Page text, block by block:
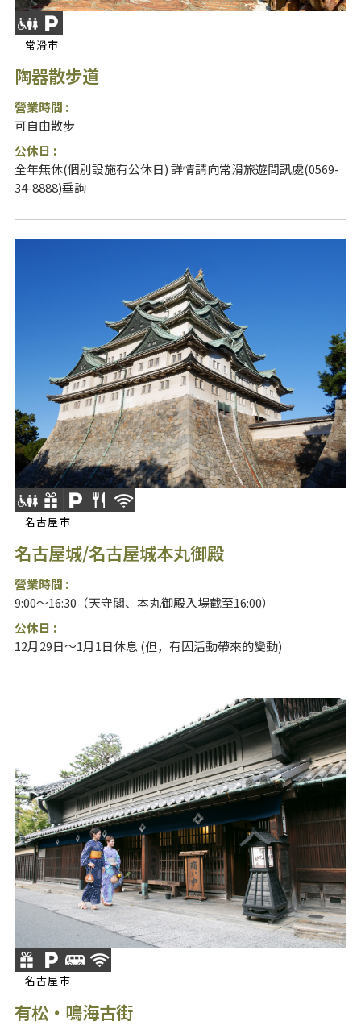
常滑市
陶器散步道
營業時間 :
可自由散步
公休日 :
全年無休(個別設施有公休日) 詳情請向常滑旅遊問訊處(0569-
34-8888)垂詢
名古屋市
名古屋城/名古屋城本丸御殿
營業時間 :
9:00～16:30（天守閣、本丸御殿入場截至16:00）
公休日 :
12月29日～1月1日休息 (但，有因活動帶來的變動)
名古屋市
有松・鳴海古街